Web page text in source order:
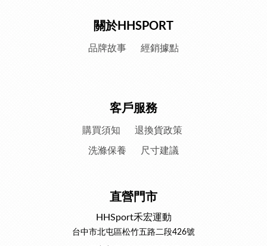
關於HHSPORT
品牌故事 經銷據點
客戶服務
購買須知 退換貨政策
洗滌保養 尺寸建議
直營門市
HHSport禾宏運動
台中市北屯區松竹五路二段426號